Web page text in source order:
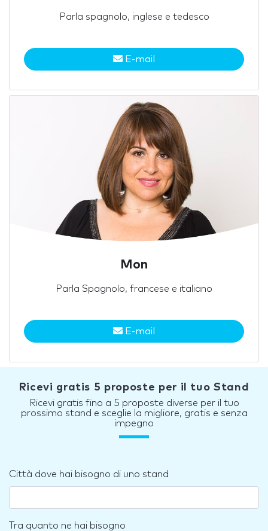
Parla spagnolo, inglese e tedesco
E-mail
Mon
Parla Spagnolo, francese e italiano
E-mail
Ricevi gratis 5 proposte per il tuo Stand
Ricevi gratis fino a 5 proposte diverse per il tuo
prossimo stand e sceglie la migliore, gratis e senza
impegno
Città dove hai bisogno di uno stand
Tra quanto ne hai bisogno